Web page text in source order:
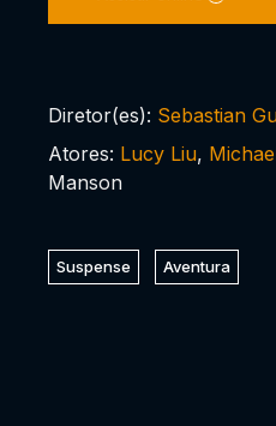
Diretor(es): Sebastian
Atores: Lucy Liu,
Manson
Suspense Aventura